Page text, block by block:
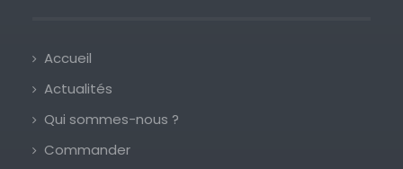
Accueil
Actualités
Qui sommes-nous ?
Commander